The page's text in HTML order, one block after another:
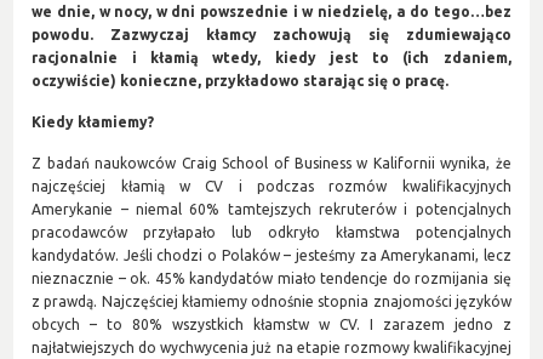
we dnie, w nocy, w dni powszednie i w niedzielę, a do tego…bez
powodu. Zazwyczaj kłamcy zachowują się zdumiewająco
racjonalnie i kłamią wtedy, kiedy jest to (ich zdaniem,
oczywiście) konieczne, przykładowo starając się o pracę.
Kiedy kłamiemy?
Z badań naukowców Craig School of Business w Kalifornii wynika, że
najczęściej kłamią w CV i podczas rozmów kwalifikacyjnych
Amerykanie – niemal 60% tamtejszych rekruterów i potencjalnych
pracodawców przyłapało lub odkryło kłamstwa potencjalnych
kandydatów. Jeśli chodzi o Polaków – jesteśmy za Amerykanami, lecz
nieznacznie – ok. 45% kandydatów miało tendencje do rozmijania się
z prawdą. Najczęściej kłamiemy odnośnie stopnia znajomości języków
obcych – to 80% wszystkich kłamstw w CV. I zarazem jedno z
najłatwiejszych do wychwycenia już na etapie rozmowy kwalifikacyjnej